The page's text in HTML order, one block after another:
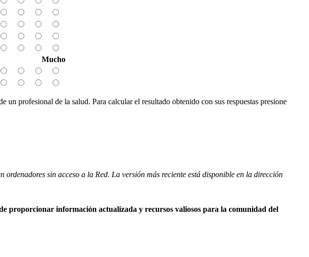
Mucho
profesional de la salud. Para calcular el resultado obtenido con sus respuestas presione
sin acceso a la Red. La versión más reciente está disponible en la dirección
proporcionar información actualizada y recursos valiosos para la comunidad del